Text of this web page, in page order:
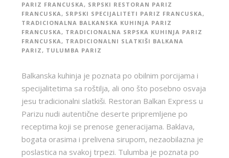
PARIZ FRANCUSKA, SRPSKI RESTORAN PARIZ
FRANCUSKA, SRPSKI SPECIJALITETI PARIZ FRANCUSKA,
TRADICIONALNA BALKANSKA KUHINJA PARIZ
FRANCUSKA, TRADICIONALNA SRPSKA KUHINJA PARIZ
FRANCUSKA, TRADICIONALNI SLATKIŠI BALKANA
PARIZ, TULUMBA PARIZ
Balkanska kuhinja je poznata po obilnim porcijama i
specijalitetima sa roštilja, ali ono što posebno osvaja
jesu tradicionalni slatkiši. Restoran Balkan Express u
Parizu nudi autentične deserte pripremljene po
receptima koji se prenose generacijama. Baklava,
bogata orasima i prelivena sirupom, nezaobilazna je
poslastica na svakoj trpezi. Tulumba je poznata po